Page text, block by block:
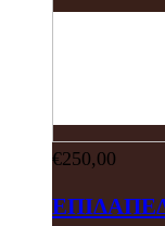
€250,00